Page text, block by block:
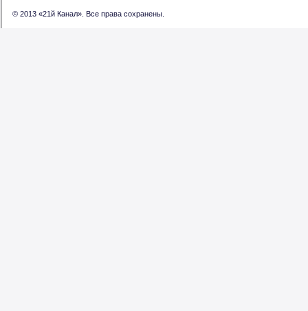
© 2013 «21й Канал». Все права сохранены.